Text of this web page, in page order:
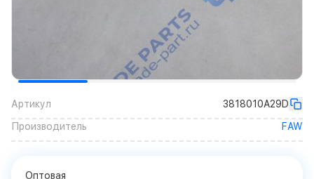
Артикул
3818010A29D
Производитель
FAW
Оптовая